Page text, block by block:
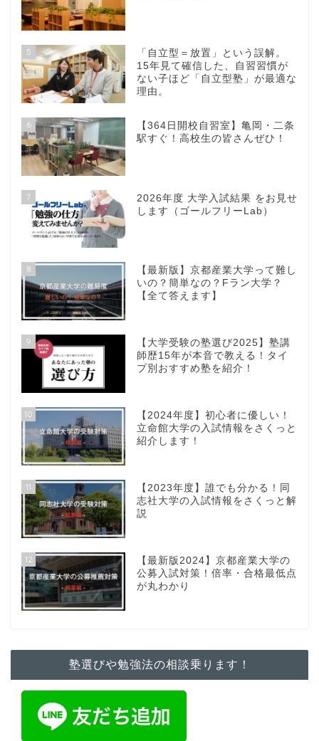
5
「自立型＝放置」という誤解。
15年見て確信した、自習習慣が
ない子ほど「自立型塾」が最適な
理由。
6
【364日開校自習室】亀岡・二条
駅すぐ！高校生の皆さんぜひ！
7
2026年度 大学入試結果 をお見せ
します（ゴールフリーLab）
8
【最新版】京都産業大学って難し
いの？簡単なの？Fラン大学？
【全て答えます】
9
【大学受験の塾選び2025】塾講
師歴15年が本音で教える！タイ
プ別おすすめ塾を紹介！
10
【2024年度】初心者に優しい！
立命館大学の入試情報をさくっと
紹介します！
11
【2023年度】誰でも分かる！同
志社大学の入試情報をさくっと解
説
12
【最新版2024】京都産業大学の
公募入試対策！倍率・合格最低点
が丸わかり
塾選びや勉強法の相談乗ります！